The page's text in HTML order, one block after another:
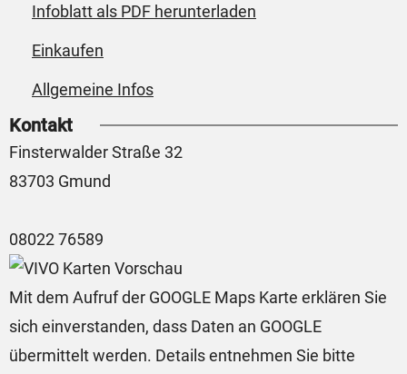
Infoblatt als PDF herunterladen
Einkaufen
Allgemeine Infos
Kontakt
Finsterwalder Straße 32
83703 Gmund
08022 76589
Mit dem Aufruf der GOOGLE Maps Karte erklären Sie
sich einverstanden, dass Daten an GOOGLE
übermittelt werden. Details entnehmen Sie bitte